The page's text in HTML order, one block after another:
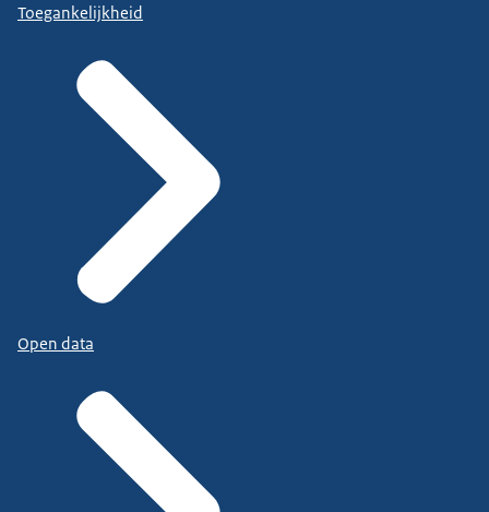
Toegankelijkheid
Open data